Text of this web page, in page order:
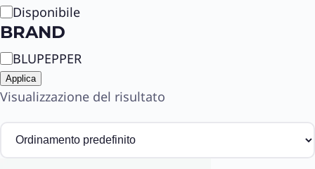
e
g
o
r
i
a
S
t
t
o
Disponibile
BRAND
B
r
a
BLUPEPPER
Applica
Visualizzazione del risultato